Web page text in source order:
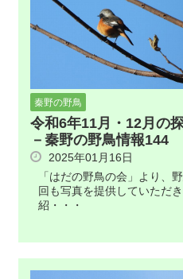
秦野の野鳥
令和6年11月・12月の
－秦野の野鳥情報144
2025年01月16日
「はだの野鳥の会」より、
回も写真を提供していただ
紹・・・